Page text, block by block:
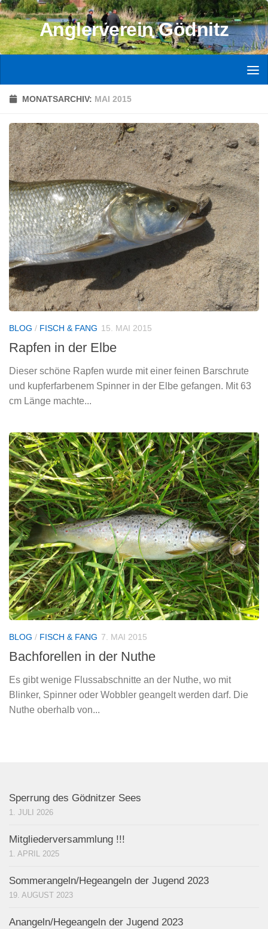
Zum Inhalt springen
Anglerverein Gödnitz
MONATSARCHIV: MAI 2015
BLOG / FISCH & FANG 15. MAI 2015
Rapfen in der Elbe
Dieser schöne Rapfen wurde mit einer feinen Barschrute
und kupferfarbenem Spinner in der Elbe gefangen. Mit 63
cm Länge machte...
BLOG / FISCH & FANG 7. MAI 2015
Bachforellen in der Nuthe
Es gibt wenige Flussabschnitte an der Nuthe, wo mit
Blinker, Spinner oder Wobbler geangelt werden darf. Die
Nuthe oberhalb von...
Sperrung des Gödnitzer Sees
1. JULI 2026
Mitgliederversammlung !!!
1. APRIL 2025
Sommerangeln/Hegeangeln der Jugend 2023
19. AUGUST 2023
Anangeln/Hegeangeln der Jugend 2023